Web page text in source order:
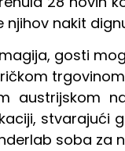
nakit
gosti
austrijskom
stvarajući
soba za